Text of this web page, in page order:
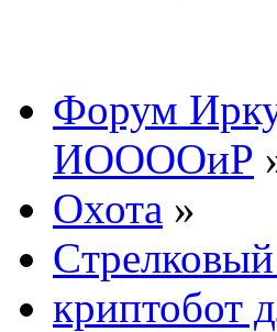
Форум
ИООООиР
Охота »
криптобот